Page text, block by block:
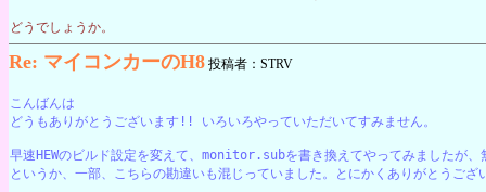
どうでしょうか。
Re: マイコンカーのH8 投稿者：STRV
こんばんは
どうもありがとうございます!! いろいろやっていただいてすみません。
早速HEWのビルド設定を変えて、monitor.subを書き換えてやってみましたが、
というか、一部、こちらの勘違いも混じっていました。とにかくありがとうござ